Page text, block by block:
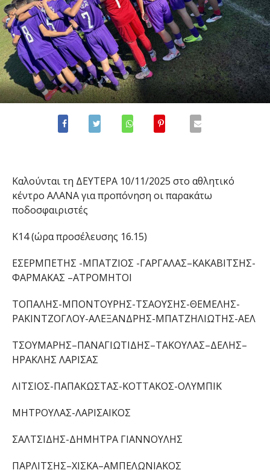
Καλούνται τη ΔΕΥΤΕΡΑ 10/1 1/2025 στο αθλητικό
κέντρο ΑΛΑΝΑγια προπόνηση οι παρακάτω
ποδοσφαιριστές
Κ14(ώρα προσέλευσης 16.15)
ΕΣΕΡΜΠΕΤΗΣ -ΜΠΑΤΖΙΟΣ -ΓΑΡΓΑΛΑΣ–ΚΑΚΑΒΙΤΣΗΣ-
ΦΑΡΜΑΚΑΣ –ΑΤΡΟΜΗΤΟΙ
ΤΟΠΑΛΗΣ-ΜΠΟΝΤΟΥΡΗΣ-ΤΣΑΟΥΣΗΣ-ΘΕΜΕΛΗΣ-
ΡΑΚΙΝΤΖΟΓΛΟΥ-ΑΛΕΞΑΝΔΡΗΣ-ΜΠΑΤΖΗΛΙΩΤΗΣ-ΑΕΛ
ΤΣΟΥΜΑΡΗΣ–ΠΑΝΑΓΙΩΤΙΔΗΣ–ΤΑΚΟΥΛΑΣ–ΔΕΛΗΣ–
ΗΡΑΚΛΗΣ ΛΑΡΙΣΑΣ
ΛΙΤΣΙΟΣ-ΠΑΠΑΚΩΣΤΑΣ-ΚΟΤΤΑΚΟΣ-ΟΛΥΜΠΙΚ
ΜΗΤΡΟΥΛΑΣ-ΛΑΡΙΣΑΙΚΟΣ
ΣΑΛΤΣΙΔΗΣ-ΔΗΜΗΤΡΑ ΓΙΑΝΝΟΥΛΗΣ
ΠΑΡΛΙΤΣΗΣ–ΧΙΣΚΑ–ΑΜΠΕΛΩΝΙΑΚΟΣ